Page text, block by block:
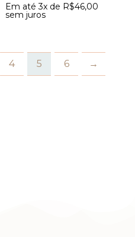
Em até 3x de R$46,00
sem juros
4 5 6 →